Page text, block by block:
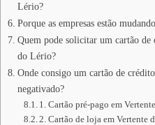
Lério?
Porque as empresas estão
Quem pode solicitar um cartão de
do Lério?
Onde consigo um cartão de
negativado?
1. Cartão pré-pago em
2. Cartão de loja em Vertente